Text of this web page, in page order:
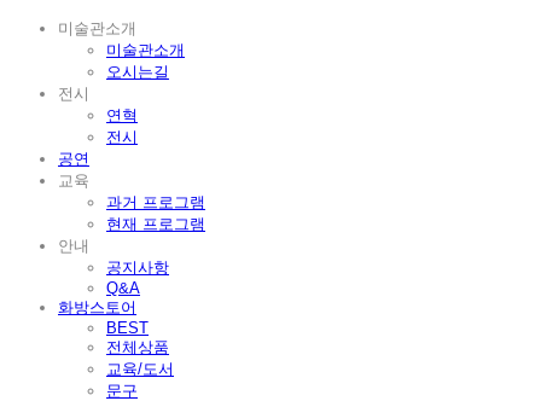
미술관소개
미술관소개
오시는길
전시
연혁
전시
공연
교육
과거 프로그램
현재 프로그램
안내
공지사항
Q&A
화방스토어
BEST
전체상품
교육/도서
문구